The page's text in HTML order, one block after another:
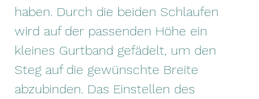
haben. Durch die beiden Schlaufen
wird auf der passenden Höhe ein
kleines Gurtband gefädelt, um den
Steg auf die gewünschte Breite
abzubinden. Das Einstellen des